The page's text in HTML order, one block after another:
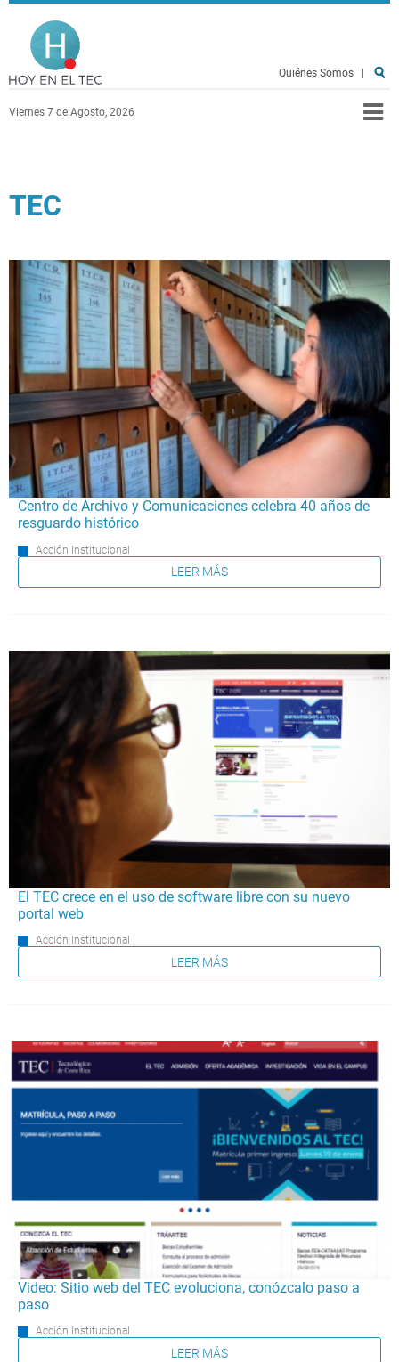
Pasar al contenido principal
Viernes 7 de Agosto, 2026
Quiénes Somos
TEC
Centro de Archivo y Comunicaciones celebra 40 años de
resguardo histórico
Acción Institucional
LEER MÁS
El TEC crece en el uso de software libre con su nuevo
portal web
Acción Institucional
LEER MÁS
Video: Sitio web del TEC evoluciona, conózcalo paso a
paso
Acción Institucional
LEER MÁS